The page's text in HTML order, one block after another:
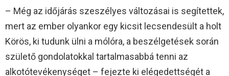
– Még az időjárás szeszélyes változásai is segítettek,
mert az ember olyankor egy kicsit lecsendesült a holt
Körös, ki tudunk ülni a mólóra, a beszélgetések során
születő gondolatokkal tartalmasabbá tenni az
alkotótevékenységet – fejezte ki elégedettségét a